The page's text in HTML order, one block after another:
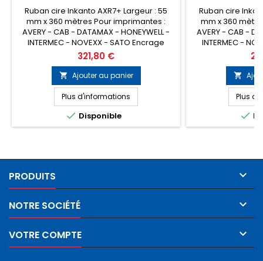
Ruban cire Inkanto AXR7+ Largeur : 55
mm x 360 mètres Pour imprimantes :
AVERY - CAB - DATAMAX - HONEYWELL -
INTERMEC - NOVEXX - SATO Encrage
: Intérieur Conditionnement : Boîte de 25
rubans (Prix de la boîte) Remplace la
référence ARMOR T12826ZA
Prix
321,80 €
 Ajouter au panier
Plus d'informations
 Disponible
Ruban cire
mm x 360
AVERY - CAB -
INTERMEC -
: Intérieur
référence

Plus

PRODUITS 
NOTRE SOCIÉTÉ 
VOTRE COMPTE 